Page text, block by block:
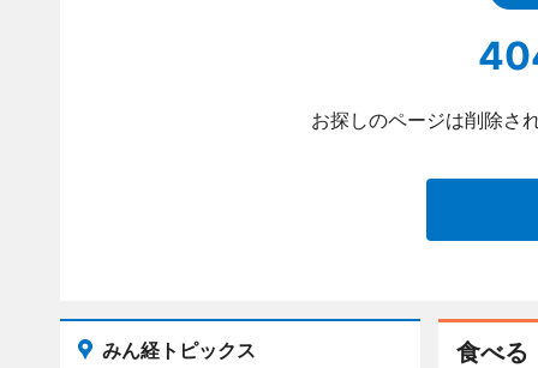
お探しのページは削除さ
食べる
みん経トピックス